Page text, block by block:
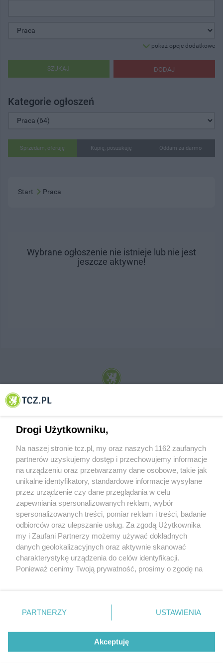
pokaż opcje dodatkowe
DODAJ
SZUKAJ
Kategorie ogłoszeń
Sprzedam, oferuję Kupię, poszukuję Oddam za darmo
Start Praca
Wybrane ogłoszenie nie istnieje lub nie jest
jeszcze aktywne!
© 2001-2026 Tczew - TCZ.PL Sp. z o.o. Internetowy Serwis Informacyjny Miasta
O FIRMIE POLITYKA PRYWATNOŚCI HOSTING
REKLAMA WSPÓŁPRACA RSS FACEBOOK KONTAKT
Nasze serwisy
Aktualności
Tcz24
Historia miasta
Muzyka i kultura
Archiwum wydarzeń
Zdjęcia miasta
Drogi Użytkowniku,
Na naszej stronie tcz.pl, my oraz naszych 1162 zaufanych
partnerów uzyskujemy dostęp i przechowujemy informacje
na urządzeniu oraz przetwarzamy dane osobowe, takie jak
unikalne identyfikatory, standardowe informacje wysyłane
przez urządzenie czy dane przeglądania w celu
zapewniania spersonalizowanych reklam, wybór
spersonalizowanych treści, pomiar reklam i treści, badanie
odbiorców oraz ulepszanie usług. Za zgodą Użytkownika
my i Zaufani Partnerzy możemy używać dokładnych
danych geolokalizacyjnych oraz aktywnie skanować
charakterystykę urządzenia do celów identyfikacji.
Ponieważ cenimy Twoją prywatność, prosimy o zgodę na
znajdujący się w lewym dolnym rogu strony
. Niektóre
przetwarzaniu. Preferencje będą miały zastosowania tylko
PARTNERZY USTAWIENIA
Akceptuję